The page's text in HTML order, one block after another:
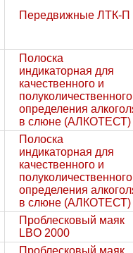
Передвижные ЛТК-П
Полоска
индикаторная для
качественного и
полуколичественного
определения
в слюне (АЛКОТЕСТ)
Полоска
индикаторная для
качественного и
полуколичественного
определения
в слюне (АЛКОТЕСТ)
Проблесковый маяк
LBO 2000
Проблесковый маяк